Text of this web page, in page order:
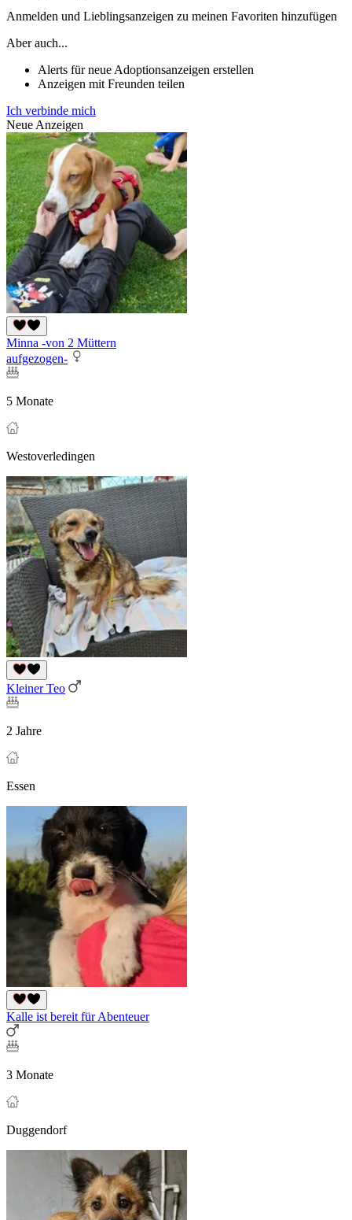
Anmelden und Lieblingsanzeigen zu meinen Favoriten hinzufügen
Aber auch...
Alerts für neue Adoptionsanzeigen erstellen
Anzeigen mit Freunden teilen
Ich verbinde mich
Neue Anzeigen
Minna -von 2 Müttern
aufgezogen-
5 Monate
Westoverledingen
Kleiner Teo
2 Jahre
Essen
Kalle ist bereit für Abenteuer
3 Monate
Duggendorf